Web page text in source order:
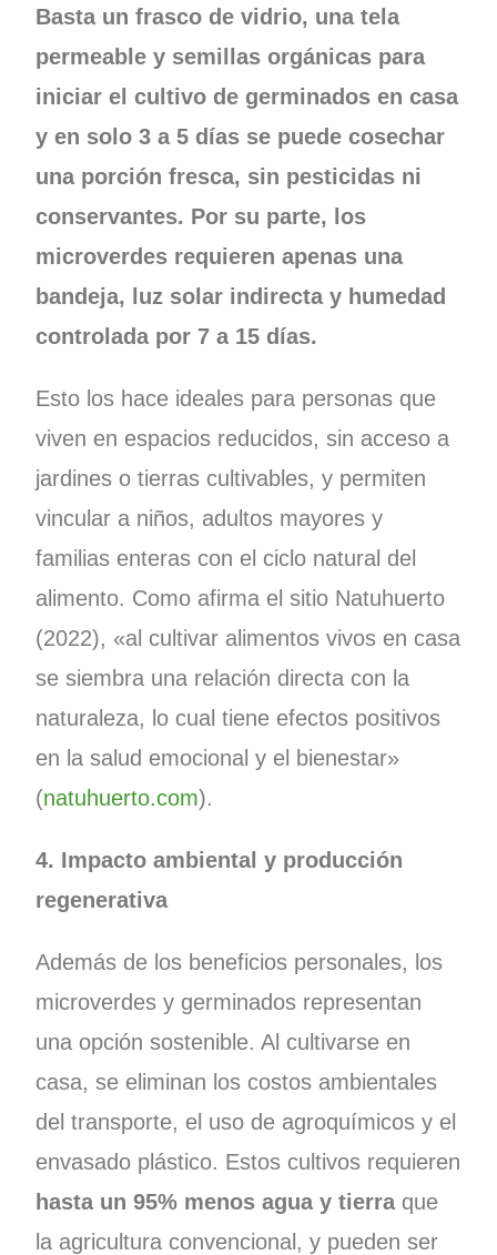
Basta un frasco de vidrio, una tela
permeable y semillas orgánicas para
iniciar el cultivo de germinados en casa
y en solo 3 a 5 días se puede cosechar
una porción fresca, sin pesticidas ni
conservantes. Por su parte, los
microverdes requieren apenas una
bandeja, luz solar indirecta y humedad
controlada por 7 a 15 días.
Esto los hace ideales para personas que
viven en espacios reducidos, sin acceso a
jardines o tierras cultivables, y permiten
vincular a niños, adultos mayores y
familias enteras con el ciclo natural del
alimento. Como afirma el sitio Natuhuerto
(2022), «al cultivar alimentos vivos en casa
se siembra una relación directa con la
naturaleza, lo cual tiene efectos positivos
en la salud emocional y el bienestar»
(natuhuerto.com).
4. Impacto ambiental y producción
regenerativa
Además de los beneficios personales, los
microverdes y germinados representan
una opción sostenible. Al cultivarse en
casa, se eliminan los costos ambientales
del transporte, el uso de agroquímicos y el
envasado plástico. Estos cultivos requieren
hasta un 95% menos agua y tierraque
la agricultura convencional, y pueden ser